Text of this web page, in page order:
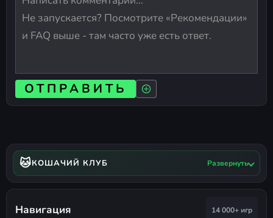
ОТПРАВИТЬ
🐱КОШАЧИЙ КЛУБ Развернуть
Навигация 14 000+ игр